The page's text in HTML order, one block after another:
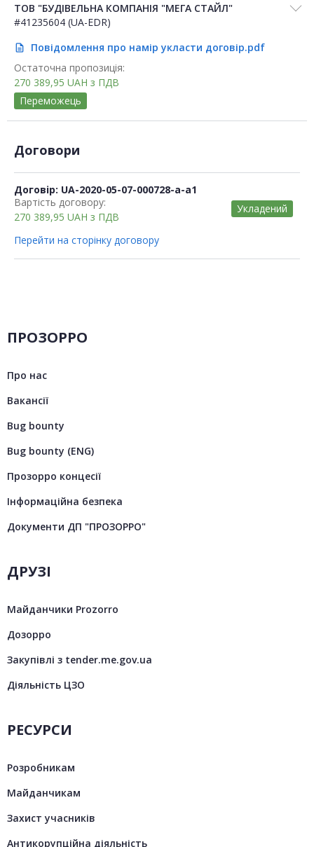
ТОВ "БУДІВЕЛЬНА КОМПАНІЯ "МЕГА СТАЙЛ"
#41235604 (UA-EDR)
description
Повідомлення про намір укласти договір.pdf
Остаточна пропозиція:
270 389,95 UAH з ПДВ
Переможець
Договори
Договір: UA-2020-05-07-000728-a-a1
Вартість договору:
270 389,95 UAH з ПДВ
Укладений
Перейти на сторінку договору
ПРОЗОРРО
Про нас
Вакансії
Bug bounty
Bug bounty (ENG)
Прозорро концесії
Інформаційна безпека
Документи ДП "ПРОЗОРРО"
ДРУЗІ
Майданчики Prozorro
Дозорро
Закупівлі з tender.me.gov.ua
Діяльність ЦЗО
РЕСУРСИ
Розробникам
Майданчикам
Захист учасників
Антикорупційна діяльність